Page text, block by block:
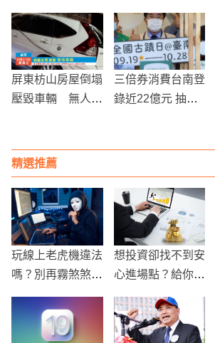
落網
屏東枋山房屋倒塌
壓毀車輛 無人傷
三倍券消費台南登
錄近22億元 抽獎
精選推薦
玩線上老虎機違法
嗎？別再霧煞煞！
定要知道
想投資卻找不到安
心進場點？給你的
自動比自願更有效